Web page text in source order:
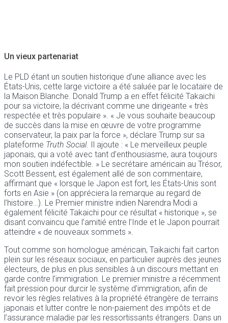
Un vieux partenariat
Le PLD étant un soutien historique d’une alliance avec les
États-Unis, cette large victoire a été saluée par le locataire de
la Maison Blanche. Donald Trump a en effet félicité Takaichi
pour sa victoire, la décrivant comme une dirigeante « très
respectée et très populaire ». « Je vous souhaite beaucoup
de succès dans la mise en œuvre de votre programme
conservateur, la paix par la force », déclare Trump sur sa
plateforme Truth Social. Il ajoute : « Le merveilleux peuple
japonais, qui a voté avec tant d’enthousiasme, aura toujours
mon soutien indéfectible. » Le secrétaire américain au Trésor,
Scott Bessent, est également allé de son commentaire,
affirmant que « lorsque le Japon est fort, les États-Unis sont
forts en Asie » (on appréciera la remarque au regard de
l’histoire…). Le Premier ministre indien Narendra Modi a
également félicité Takaichi pour ce résultat « historique », se
disant convaincu que l’amitié entre l’Inde et le Japon pourrait
atteindre « de nouveaux sommets ».
Tout comme son homologue américain, Taikaichi fait carton
plein sur les réseaux sociaux, en particulier auprès des jeunes
électeurs, de plus en plus sensibles à un discours mettant en
garde contre l’immigration. Le premier ministre a récemment
fait pression pour durcir le système d’immigration, afin de
revoir les règles relatives à la propriété étrangère de terrains
japonais et lutter contre le non-paiement des impôts et de
l’assurance maladie par les ressortissants étrangers. Dans un